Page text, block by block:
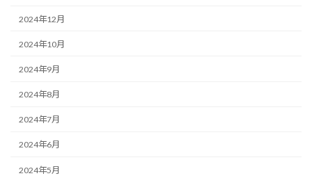
2024年12月
2024年10月
2024年9月
2024年8月
2024年7月
2024年6月
2024年5月